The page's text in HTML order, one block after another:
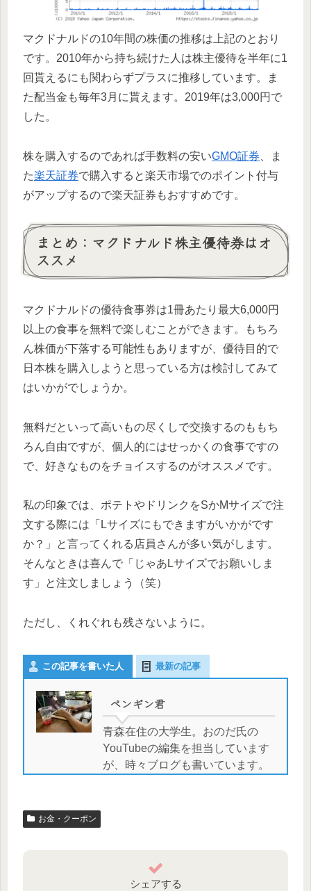
マクドナルドの10年間の株価の推移は上記のとおり
です。2010年から持ち続けた人は株主優待を半年に1
回貰えるにも関わらずプラスに推移しています。ま
た配当金も毎年3月に貰えます。2019年は3,000円で
した。
株を購入するのであれば手数料の安いGMO証券 、ま
た楽天証券で購入すると楽天市場でのポイント付与
がアップするので楽天証券もおすすめです。
まとめ：マクドナルド株主優待券はオ
ススメ
マクドナルドの優待食事券は1冊あたり最大6,000円
以上の食事を無料で楽しむことができます。もちろ
ん株価が下落する可能性もありますが、優待目的で
日本株を購入しようと思っている方は検討してみて
はいかがでしょうか。
無料だといって高いもの尽くしで交換するのももち
ろん自由ですが、個人的にはせっかくの食事ですの
で、好きなものをチョイスするのがオススメです。
私の印象では、ポテトやドリンクをSかMサイズで注
文する際には「Lサイズにもできますがいかがです
か？」と言ってくれる店員さんが多い気がします。
そんなときは喜んで「じゃあLサイズでお願いしま
す」と注文しましょう（笑）
ただし、くれぐれも残さないように。
この記事を書いた人 最新の記事
ペンギン君
青森在住の大学生。おのだ氏の
YouTubeの編集を担当しています
が、時々ブログも書いています。
お金・クーポン
シェアする